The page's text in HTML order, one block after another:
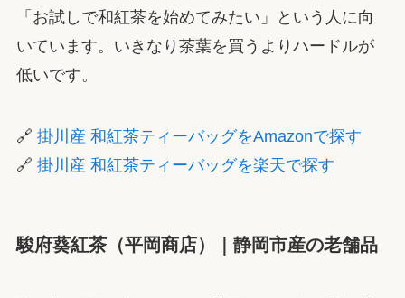
「お試しで和紅茶を始めてみたい」という人に向
いています。いきなり茶葉を買うよりハードルが
低いです。
🔗 掛川産 和紅茶ティーバッグをAmazonで探す
🔗 掛川産 和紅茶ティーバッグを楽天で探す
駿府葵紅茶（平岡商店）｜静岡市産の老舗品